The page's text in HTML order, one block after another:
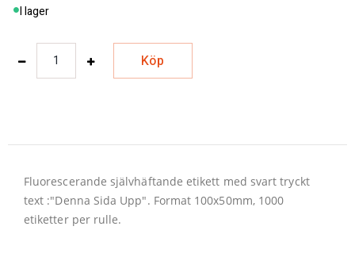
I lager
Köp
Fluorescerande självhäftande etikett med svart tryckt
text :"Denna Sida Upp". Format 100x50mm, 1000
etiketter per rulle.